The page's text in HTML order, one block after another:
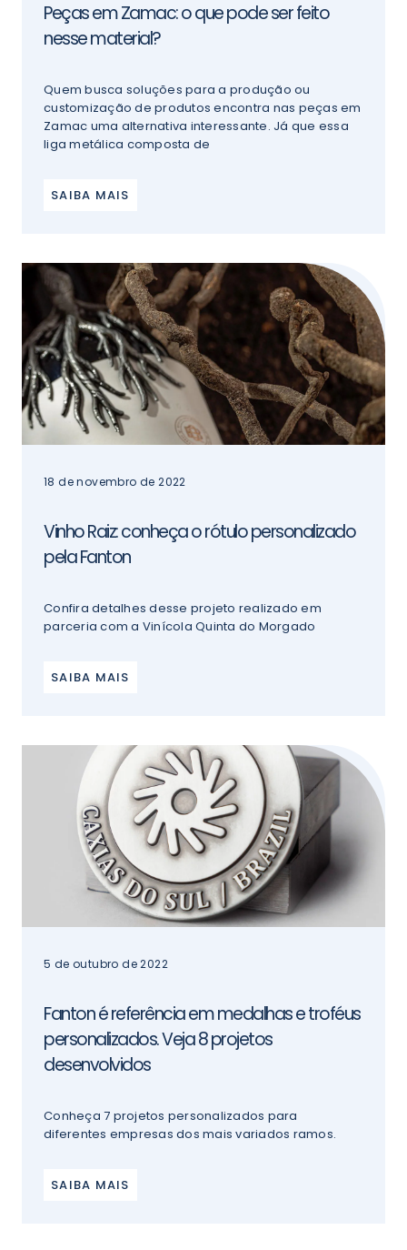
Peças em Zamac: o que pode ser feito
nesse material?
Quem busca soluções para a produção ou
customização de produtos encontra nas peças em
Zamac uma alternativa interessante. Já que essa
liga metálica composta de
SAIBA MAIS
Vinho Raiz: conheça o rótulo personalizado
pela Fanton
18 de novembro de 2022
Confira detalhes desse projeto realizado em
parceria com a Vinícola Quinta do Morgado
SAIBA MAIS
Fanton é referência em medalhas e troféus
personalizados. Veja 8 projetos
desenvolvidos
5 de outubro de 2022
Conheça 7 projetos personalizados para
diferentes empresas dos mais variados ramos.
SAIBA MAIS